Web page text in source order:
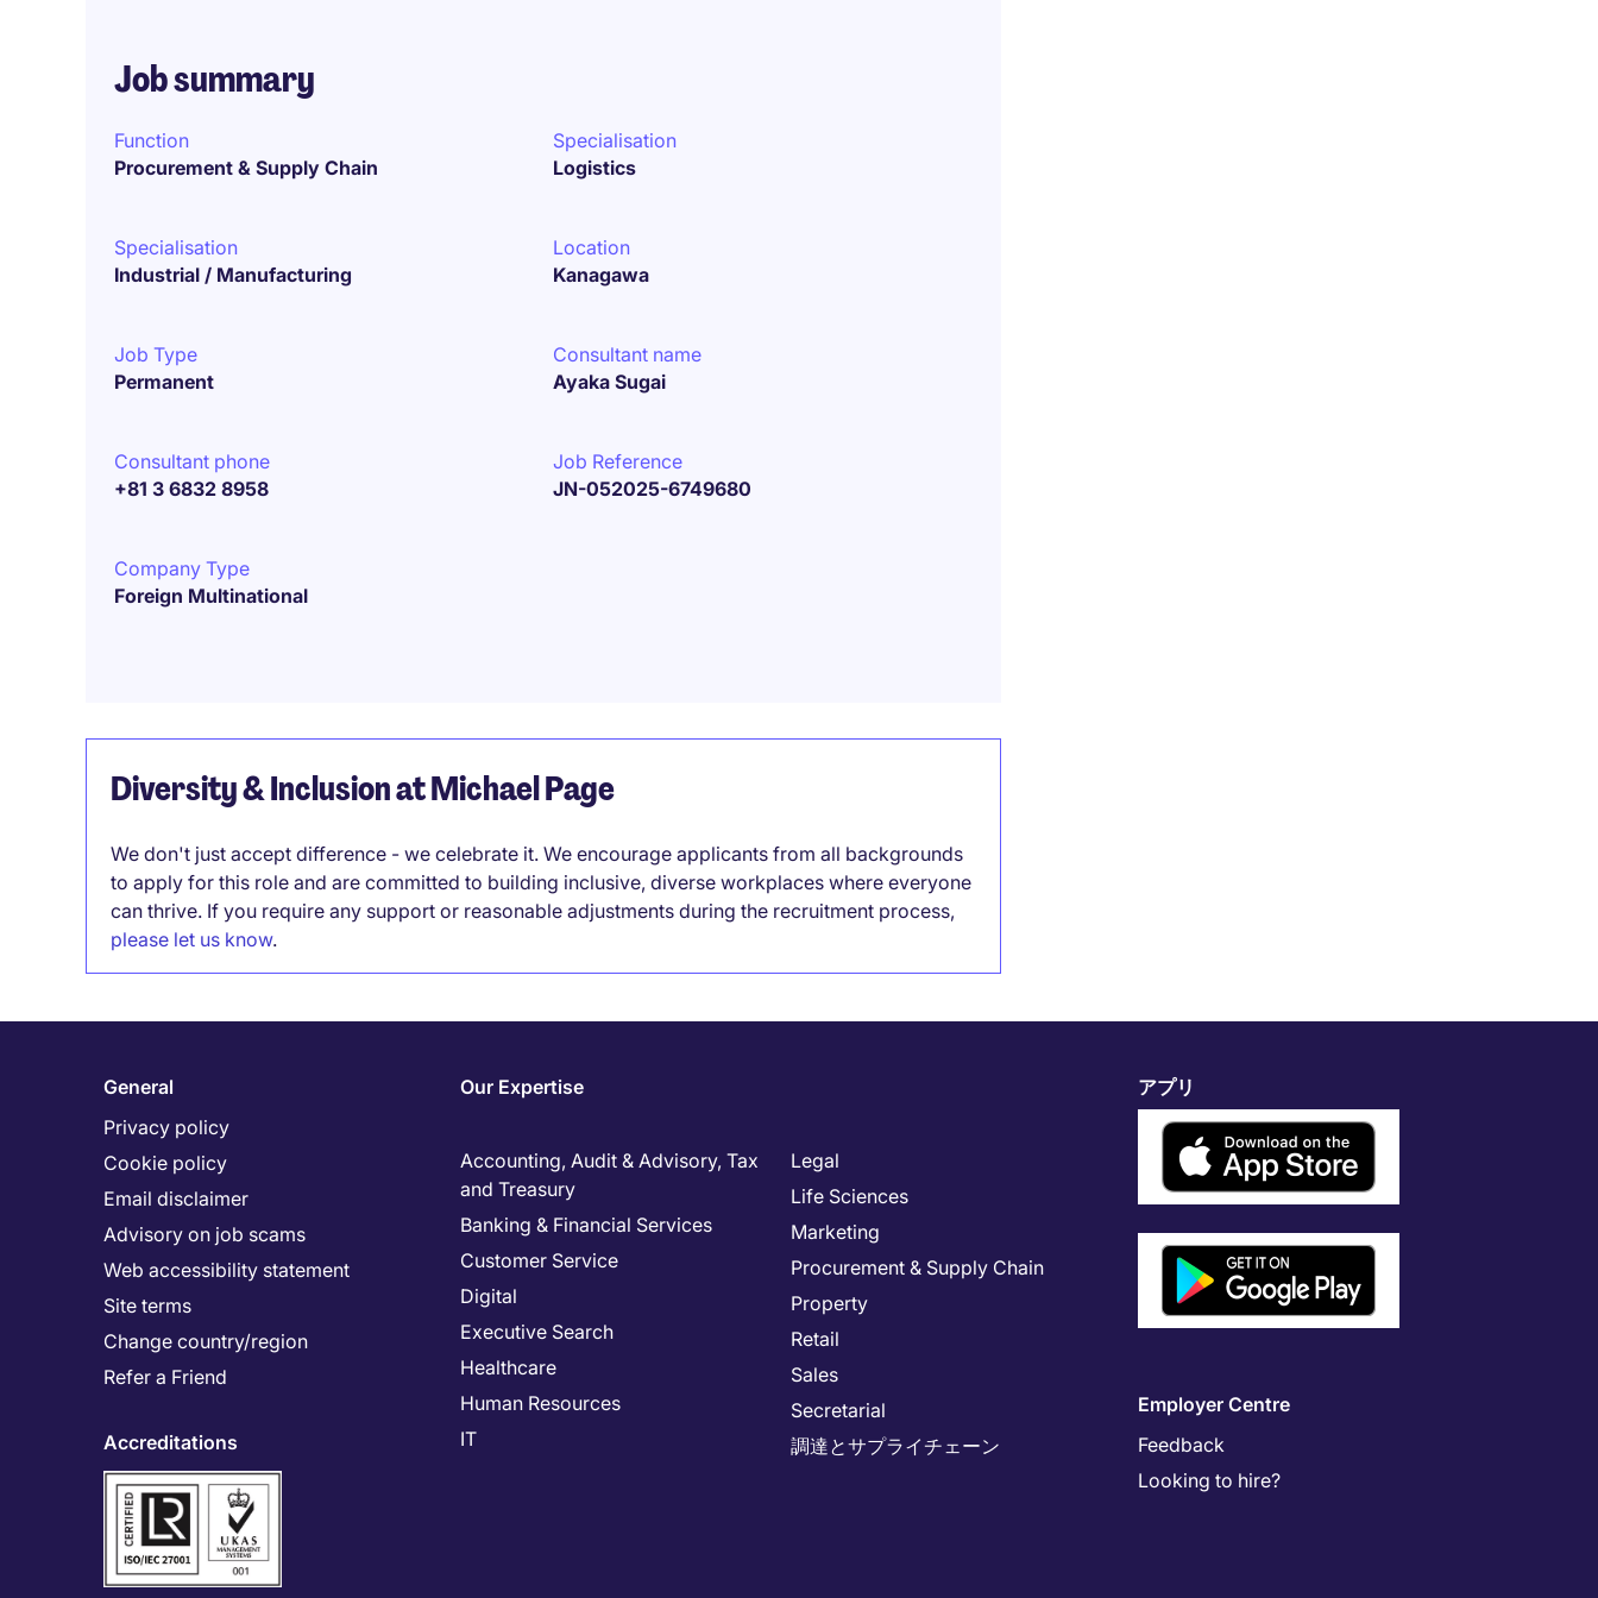
Job summary
Function
Procurement & Supply Chain
Specialisation
Logistics
Specialisation
Industrial / Manufacturing
Location
Kanagawa
Job Type
Permanent
Consultant name
Ayaka Sugai
Consultant phone
+81 3 6832 8958
Job Reference
JN-052025-6749680
Company Type
Foreign Multinational
Diversity & Inclusion at Michael Page
We don't just accept difference - we celebrate it. We encourage applicants from all backgrounds
to apply for this role and are committed to building inclusive, diverse workplaces where everyone
can thrive. If you require any support or reasonable adjustments during the recruitment process,
please let us know.
General
Privacy policy
Cookie policy
Email disclaimer
Advisory on job scams
Web accessibility statement
Site terms
Change country/region
Refer a Friend
Accreditations
Our Expertise
Accounting, Audit & Advisory, Tax
and Treasury
Banking & Financial Services
Customer Service
Digital
Executive Search
Healthcare
Human Resources
IT
Legal
Life Sciences
Marketing
Procurement & Supply Chain
Property
Retail
Sales
Secretarial
調達とサプライチェーン
アプリ
Employer Centre
Feedback
Looking to hire?